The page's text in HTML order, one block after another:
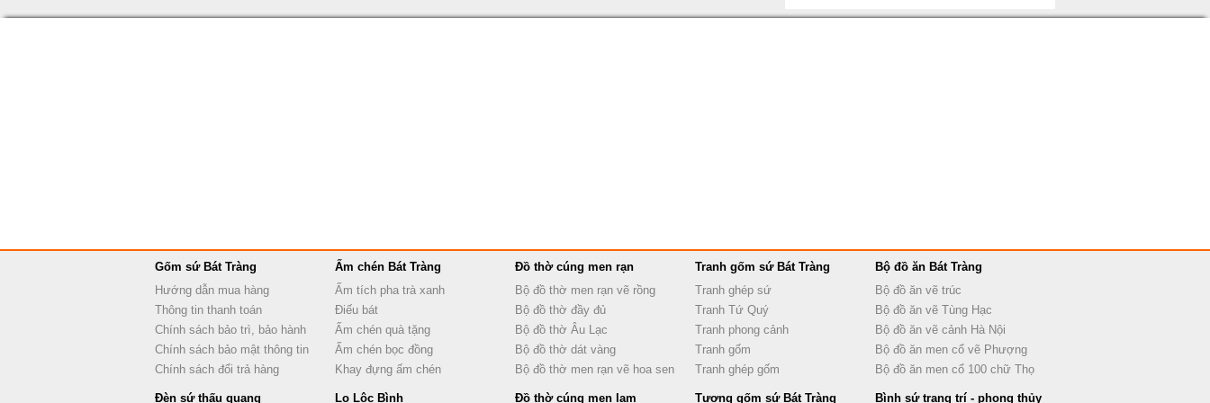
Gốm sứ Bát Tràng
Hướng dẫn mua hàng
Thông tin thanh toán
Chính sách bảo trì, bảo hành
Chính sách bảo mật thông tin
Chính sách đổi trả hàng
Ấm chén Bát Tràng
Ấm tích pha trà xanh
Điếu bát
Ấm chén quà tặng
Ấm chén bọc đồng
Khay đựng ấm chén
Đồ thờ cúng men rạn
Bộ đồ thờ men rạn vẽ rồng
Bộ đồ thờ đầy đủ
Bộ đồ thờ Âu Lạc
Bộ đồ thờ dát vàng
Bộ đồ thờ men rạn vẽ hoa sen
Tranh gốm sứ Bát Tràng
Tranh ghép sứ
Tranh Tứ Quý
Tranh phong cảnh
Tranh gốm
Tranh ghép gốm
Bộ đồ ăn Bát Tràng
Bộ đồ ăn vẽ trúc
Bộ đồ ăn vẽ Tùng Hạc
Bộ đồ ăn vẽ cảnh Hà Nội
Bộ đồ ăn men cổ vẽ Phượng
Bộ đồ ăn men cổ 100 chữ Thọ
Đèn sứ thấu quang Lọ Lộc Bình Đồ thờ cúng men lam Tượng gốm sứ Bát Tràng Bình sứ trang trí - phong thủy